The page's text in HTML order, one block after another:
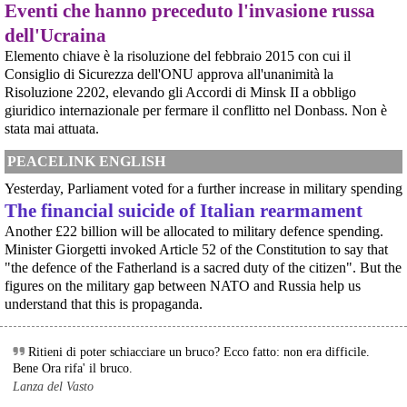
Programme), il costosissimo caccia di sesta generazione promosso da
Italia, Regno Unito e Giappone, si apre una finestra di opportunità per il
movimento
[News] Armi nucleari ad Aviano, cosa ha deciso oggi il GIP
Il Giudice per le Indagini Preliminari del Tribunale di Pordenone ha deciso di
riservarsi sulla richiesta di opposizione all’archiviazione presentata da un
gruppo di cittadini e associazioni riguardo alla presenza di armi nucleari
statunitensi nella base USAF di Aviano. L’attesa decisi
[News] Parte in Finlandia la manifestazione contro il riarmo europeo
in Finlandia, oggi 14 giugno 2026, cittadini e organizzazioni pacifiste stanno
scendendo in piazza contro il riarmo, in collegamento con le proteste in
tutta Europa (Madrid, Bruxelles e altre città)
[News] Oggi in Spagna mobilitazione contro il riarmo, in questi minuti sta
per partire a Bruxelles la marcia pacifista europea di No Rearm Europe
Oggi in Spagna mobilitazione contro il riarmo e il militarismoSi è svolta
oggi, 14 giugno 2026, a Madrid la manifestazione indetta dall'Assemblea
Internazionalista di Madrid con il titolo "Contro il riarmo e la guerra
imperialista". I partecipanti si sono radunati in Plaza de Atoc
[news] La strage di Bologna, i suoi mandati e la cerniera con la NATO
A quarantasei anni dalla strage che il 2 agosto 1980 insanguinò la stazione
Bologna: una scomoda verità", che ripercorre gli
Eventi che hanno preceduto l'invasione russa
dell'Ucraina
Elemento chiave è la risoluzione del febbraio 2015 con cui il
Consiglio di Sicurezza dell'ONU approva all'unanimità la
Risoluzione 2202, elevando gli Accordi di Minsk II a obbligo
giuridico internazionale per fermare il conflitto nel Donbass. Non è
stata mai attuata.
PEACELINK ENGLISH
Yesterday, Parliament voted for a further increase in military spending
The financial suicide of Italian rearmament
Another £22 billion will be allocated to military defence spending.
Minister Giorgetti invoked Article 52 of the Constitution to say that
"the defence of the Fatherland is a sacred duty of the citizen". But the
figures on the military gap between NATO and Russia help us
understand that this is propaganda.
Ritieni di poter schiacciare un bruco? Ecco fatto: non era difficile.
Bene Ora rifa' il bruco.
Lanza del Vasto